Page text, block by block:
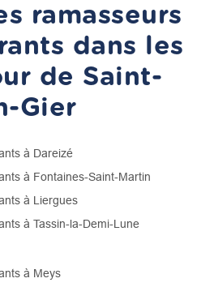
ramasseurs
dans les
de Saint-
Gier
à Dareizé
à Fontaines-Saint-Martin
à Liergues
à Tassin-la-Demi-Lune
à Meys